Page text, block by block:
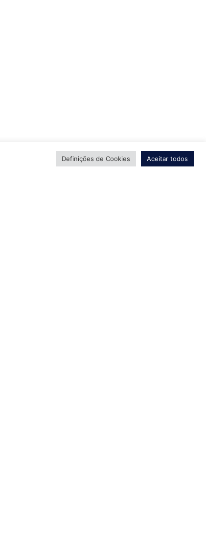
Definições de Cookies Aceitar todos